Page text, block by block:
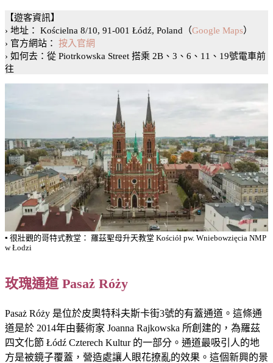
【遊客資訊】
› 地址： Kościelna 8/10, 91-001 Łódź, Poland（Google Maps）
› 官方網站： 按入官網
› 如何去：從 Piotrkowska Street 搭乘 2B、3、6、11、19號電車前
往
▪️ 很壯觀的哥特式教堂： 羅茲聖母升天教堂 Kościół pw. Wniebowzięcia NMP
w Łodzi
玫瑰通道 Pasaż Róży
Pasaż Róży 是位於皮奧特科夫斯卡街3號的有蓋通道。這條通
道是於 2014年由藝術家 Joanna Rajkowska 所創建的，為羅茲
四文化節 Łódź Czterech Kultur 的一部分。通道最吸引人的地
方是被鏡子覆蓋，營造處讓人眼花撩亂的效果。這個新興的景